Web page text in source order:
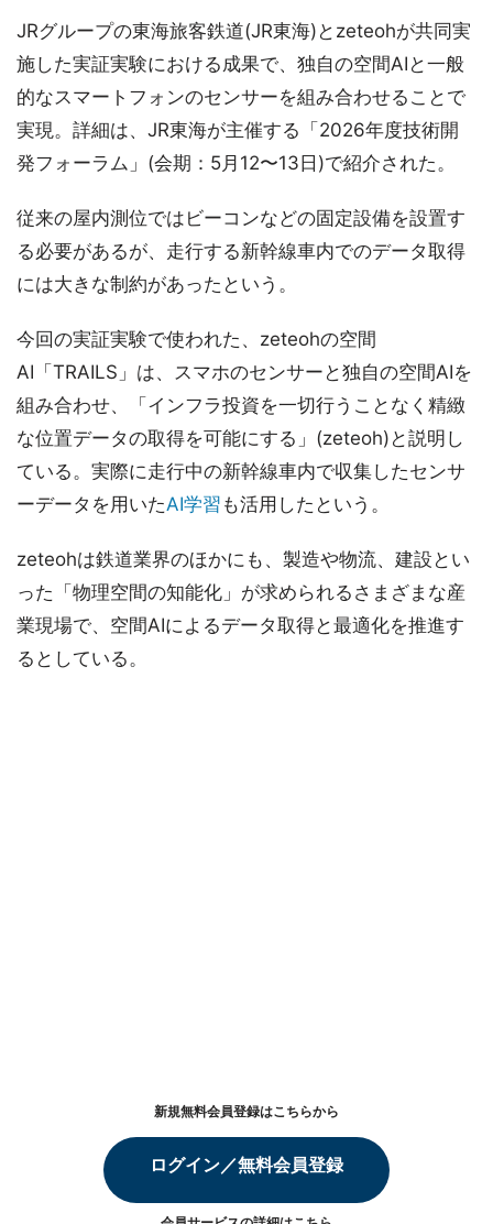
JRグループの東海旅客鉄道(JR東海)とzeteohが共同実
施した実証実験における成果で、独自の空間AIと一般
的なスマートフォンのセンサーを組み合わせることで
実現。詳細は、JR東海が主催する「2026年度技術開
発フォーラム」(会期：5月12〜13日)で紹介された。
従来の屋内測位ではビーコンなどの固定設備を設置す
る必要があるが、走行する新幹線車内でのデータ取得
には大きな制約があったという。
今回の実証実験で使われた、zeteohの空間
AI「TRAILS」は、スマホのセンサーと独自の空間AIを
組み合わせ、「インフラ投資を一切行うことなく精緻
な位置データの取得を可能にする」(zeteoh)と説明し
ている。実際に走行中の新幹線車内で収集したセンサ
ーデータを用いたAI学習 も活用したという。
zeteohは鉄道業界のほかにも、製造や物流、建設とい
った「物理空間の知能化」が求められるさまざまな産
業現場で、空間AIによるデータ取得と最適化を推進す
るとしている。
新規無料会員登録はこちらから
ログイン／無料会員登録